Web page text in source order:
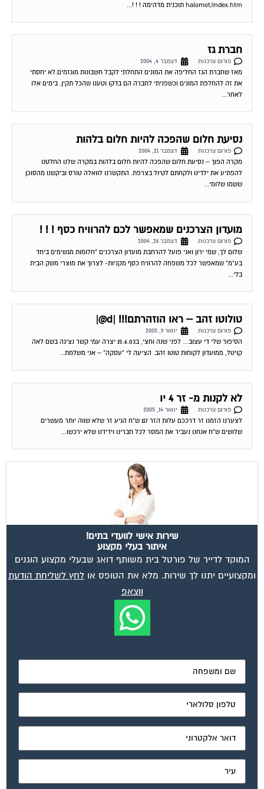
halomot/index.htm תוכנית מדהימה ! ! !...
חברת גז
פורום צרכנות
דצמבר 4, 2004
מאז שחברת הגז החליפה את המונים התחלתי לקבל חשבונות מוגזמים.לא יחסתי
את זה להחלפת המונים וכשפניתי לחברה הם בדקו וטענו שהכל תקין. בימים אלו
לאחר...
נסיעת חלום שהפכה להיות חלום בלהות
פורום צרכנות
דצמבר 21, 2004
מקרה הפוך – נסיעת חלום שהפכה להיות חלום בלהות במקרה שלנו החלטנו
להפתיע את ילדינו ולקחתם לטיול בצרפת. התקשרנו לוואלה טורס וביקשנו מהסוכן
ששמו שלומי...
מועדון הצרכנים שמאפשר לכם להרוויח כסף ! ! !
פורום צרכנות
דצמבר 26, 2004
שלום לך, שמי ירון ואני פועל להרחבת מועדון הצרכנים "חלומות מגשימים ביחד
בע"מ" שמאפשר לכל משפחה להרוויח כסף מקניות- לצרוך את מוצרי משק הבית
בלי...
טולוטו זהב – ראו הוזהרתם!!! |d@|
פורום צרכנות
ינואר 9, 2005
הסיפור שלי די עצוב… לפני שנה וחצי, ב15.6.03 יצרה עמי קשר נציגה בשם לאה
קויטל, ממועדון לקוחות טוטו זהב. הציעה לי "עסקה" – אני משלמת...
לא לקנות מ- זר 4 יו
פורום צרכנות
ינואר 14, 2005
לצערנו הזמנו זר דרככם עלות הזר 117 ש"ח הגיע זר שלא שווה יותר מעשרים
שלושים ש"ח אנחנו נעביר את המסר לכל חברינו וידידנו שלא ירכשו...
שירות אישי לוועדי בתים!
איתור בעלי מקצוע
המוקד לדייר של פורטל בית משותף דואג שבעלי מקצוע הוגנים
ומקצועיים יתנו לך שירות. מלא את הטופס או לחץ לשליחת הודעת
ווצאפ